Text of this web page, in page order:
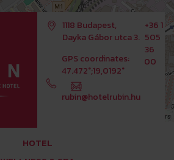
contributors
1118 Budapest,
Dayka Gábor utca 3.
GPS coordinates:
47.472°;19,0192°
+36 1
505
36
00
rubin@hotelrubin.hu
HOTEL